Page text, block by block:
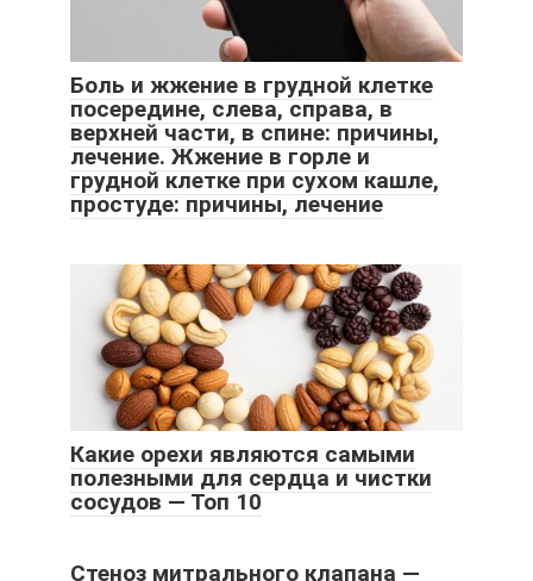
Боль и жжение в грудной клетке
посередине, слева, справа, в
верхней части, в спине: причины,
лечение. Жжение в горле и
грудной клетке при сухом кашле,
простуде: причины, лечение
Какие орехи являются самыми
полезными для сердца и чистки
сосудов — Топ 10
Стеноз митрального клапана —